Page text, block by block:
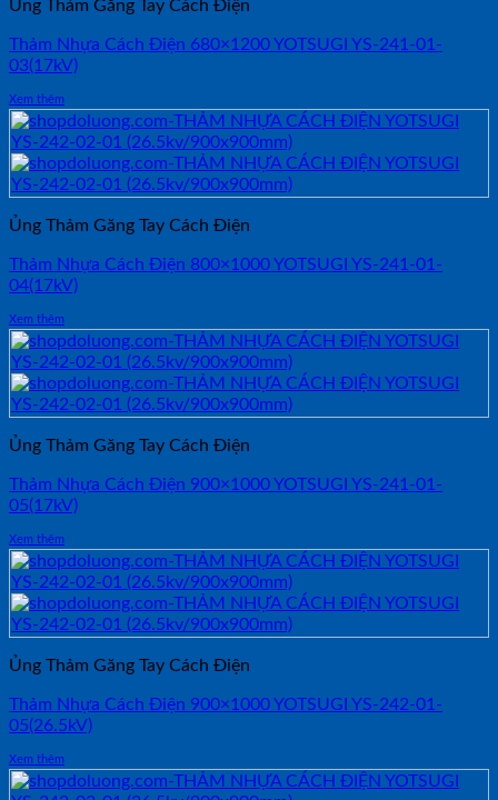
Ủng Thảm Găng Tay Cách Điện
Thảm Nhựa Cách Điện 680×1200 YOTSUGI YS-241-01-
03(17kV)
Xem thêm
Ủng Thảm Găng Tay Cách Điện
Thảm Nhựa Cách Điện 800×1000 YOTSUGI YS-241-01-
04(17kV)
Xem thêm
Ủng Thảm Găng Tay Cách Điện
Thảm Nhựa Cách Điện 900×1000 YOTSUGI YS-241-01-
05(17kV)
Xem thêm
Ủng Thảm Găng Tay Cách Điện
Thảm Nhựa Cách Điện 900×1000 YOTSUGI YS-242-01-
05(26.5kV)
Xem thêm